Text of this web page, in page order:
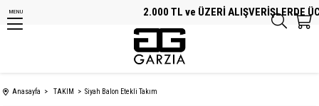
2.000 TL ve ÜZERİ ALIŞVERİŞLERDE
MENU
Anasayfa TAKIM Siyah Balon Etekli Takım